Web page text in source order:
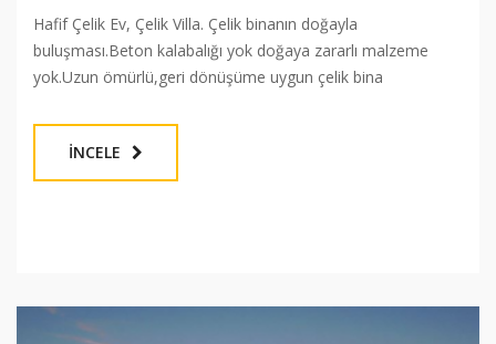
Hafif Çelik Ev, Çelik Villa. Çelik binanın doğayla
buluşması.Beton kalabalığı yok doğaya zararlı malzeme
yok.Uzun ömürlü,geri dönüşüme uygun çelik bina
İNCELE